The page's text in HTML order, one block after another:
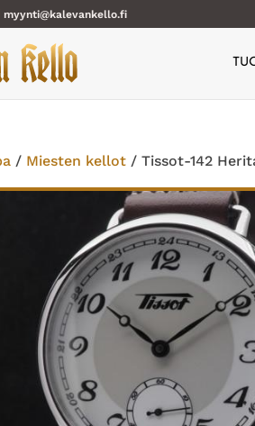
myynti@kalevankello.fi
/ Miesten kellot / Tissot-142